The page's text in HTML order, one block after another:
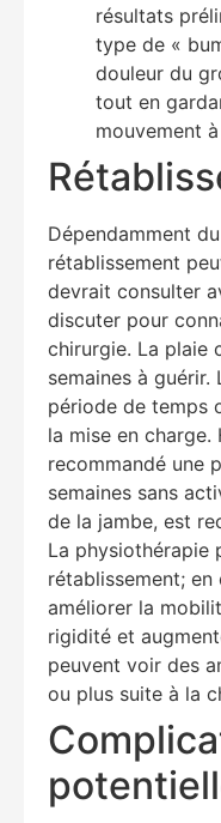
résultats
type de «
douleur du
tout en
mouvement
Dépendamment
rétablissement
devrait consulter
discuter pour
chirurgie. La plaie
semaines à
période de temps
la mise en
recommandé une
semaines sans
de la jambe, est
La physiothérapie
rétablissement;
améliorer la
rigidité et
peuvent voir des
ou plus suite à la
Hello! How can I assist